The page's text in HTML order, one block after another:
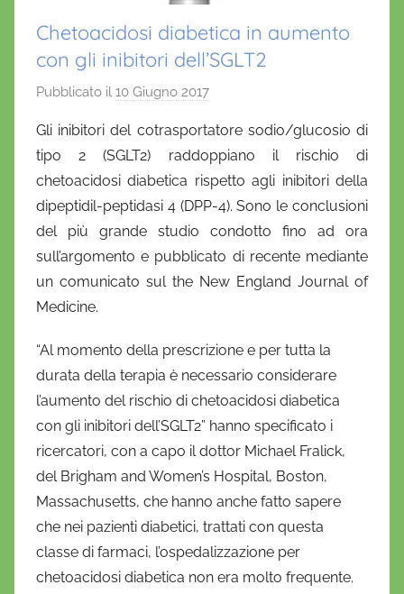
Chetoacidosi diabetica in aumento
con gli inibitori dell’SGLT2
Pubblicato il 10 Giugno 2017
D
a
n
i
e
l
a
O
n
o
f
Gli inibitori del cotrasportatore sodio/glucosio di
tipo 2 (SGLT2) raddoppiano il rischio di
chetoacidosi diabetica rispetto agli inibitori della
dipeptidil-peptidasi 4 (DPP-4). Sono le conclusioni
del più grande studio condotto fino ad ora
sull’argomento e pubblicato di recente mediante
un comunicato sul the New England Journal of
Medicine.
“Al momento della prescrizione e per tutta la
durata della terapia è necessario considerare
l’aumento del rischio di chetoacidosi diabetica
con gli inibitori dell’SGLT2” hanno specificato i
ricercatori, con a capo il dottor Michael Fralick,
del Brigham and Women’s Hospital, Boston,
Massachusetts, che hanno anche fatto sapere
che nei pazienti diabetici, trattati con questa
classe di farmaci, l’ospedalizzazione per
chetoacidosi diabetica non era molto frequente.